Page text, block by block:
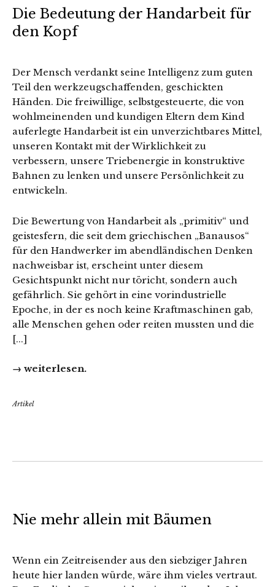
Die Bedeutung der Handarbeit für
den Kopf
Der Mensch verdankt seine Intelligenz zum guten
Teil den werkzeugschaffenden, geschickten
Händen. Die freiwillige, selbstgesteuerte, die von
wohlmeinenden und kundigen Eltern dem Kind
auferlegte Handarbeit ist ein unverzichtbares Mittel,
unseren Kontakt mit der Wirklichkeit zu
verbessern, unsere Triebenergie in konstruktive
Bahnen zu lenken und unsere Persönlichkeit zu
entwickeln.
Die Bewertung von Handarbeit als „primitiv“ und
geistesfern, die seit dem griechischen „Banausos“
für den Handwerker im abendländischen Denken
nachweisbar ist, erscheint unter diesem
Gesichtspunkt nicht nur töricht, sondern auch
gefährlich. Sie gehört in eine vorindustrielle
Epoche, in der es noch keine Kraftmaschinen gab,
alle Menschen gehen oder reiten mussten und die
[...]
→ weiterlesen.
Artikel
Nie mehr allein mit Bäumen
Wenn ein Zeitreisender aus den siebziger Jahren
heute hier landen würde, wäre ihm vieles vertraut.